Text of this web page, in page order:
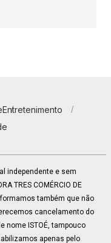
Entretenimento
independente e sem
TRES COMÉRCIO DE
também que não
cancelamento do
nome ISTOÉ, tampouco
apenas pelo